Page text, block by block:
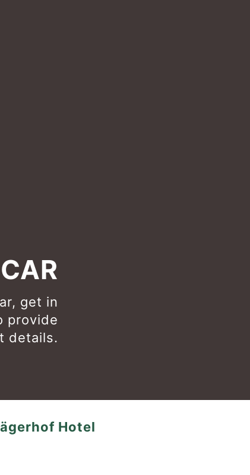
get in
provide
details.